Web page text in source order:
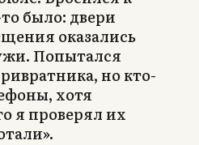
было: двери
оказались
Попытался
но кто-
хотя
я проверял их